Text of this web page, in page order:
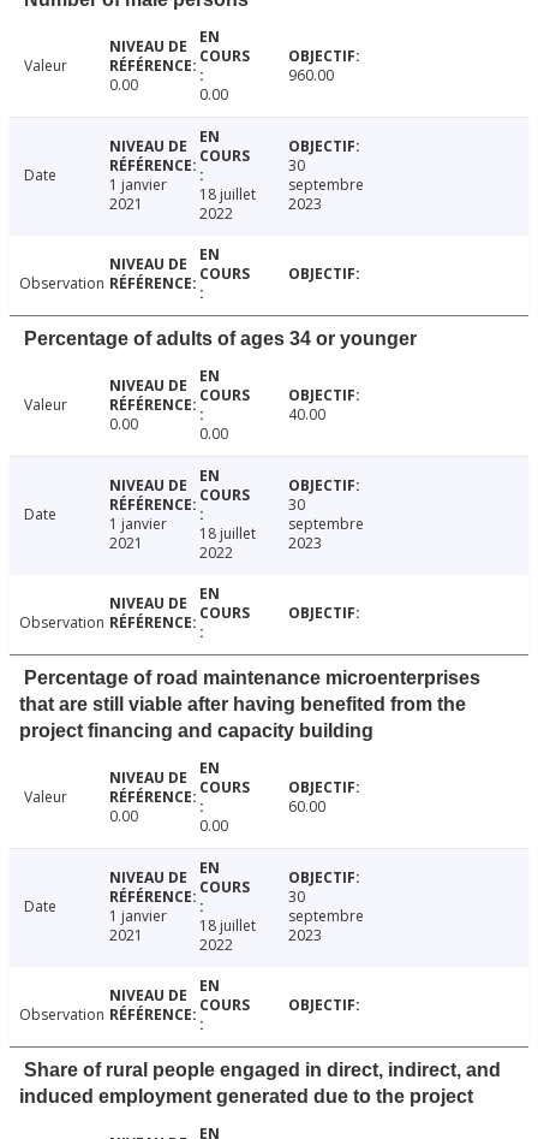
Valeur
0.00
0.00
960.00
Date
1 janvier
2021
18 juillet
2022
30
septembre
2023
Observation
Percentage of adults of ages 34 or younger
Valeur
0.00
0.00
40.00
Date
1 janvier
2021
18 juillet
2022
30
septembre
2023
Observation
Percentage of road maintenance microenterprises
that are still viable after having benefited from the
project financing and capacity building
Valeur
0.00
0.00
60.00
Date
1 janvier
2021
18 juillet
2022
30
septembre
2023
Observation
Share of rural people engaged in direct, indirect, and
induced employment generated due to the project